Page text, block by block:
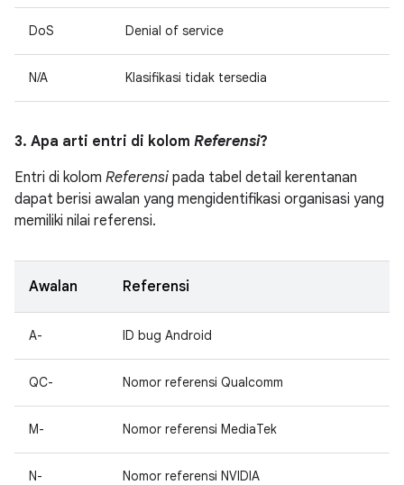
DoS Denial of service
N/A Klasifikasi tidak tersedia
3. Apa arti entri di kolom Referensi?
Entri di kolom Referensi pada tabel detail kerentanan
dapat berisi awalan yang mengidentifikasi organisasi yang
memiliki nilai referensi.
Awalan Referensi
A- ID bug Android
QC- Nomor referensi Qualcomm
M- Nomor referensi MediaTek
N- Nomor referensi NVIDIA